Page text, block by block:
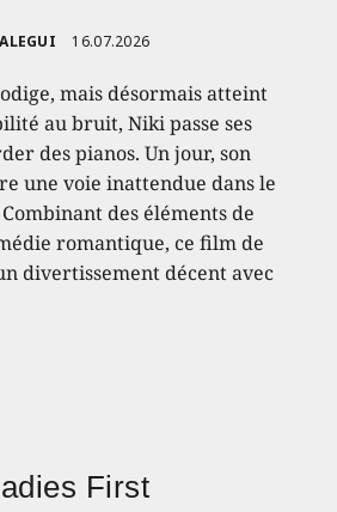
16.07.2026
mais désormais atteint
au bruit, Niki passe ses
des pianos. Un jour, son
une voie inattendue dans le
des éléments de
romantique, ce film de
divertissement décent avec
First